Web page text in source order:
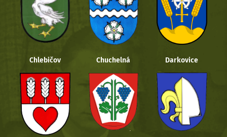
Chlebičov Chuchelná Darkovice